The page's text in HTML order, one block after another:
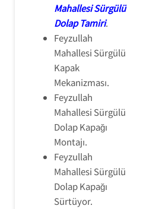
Mahallesi Sürgülü
Dolap Tamiri.
Feyzullah
Mahallesi Sürgülü
Kapak
Mekanizması.
Feyzullah
Mahallesi Sürgülü
Dolap Kapağı
Montajı.
Feyzullah
Mahallesi Sürgülü
Dolap Kapağı
Sürtüyor.